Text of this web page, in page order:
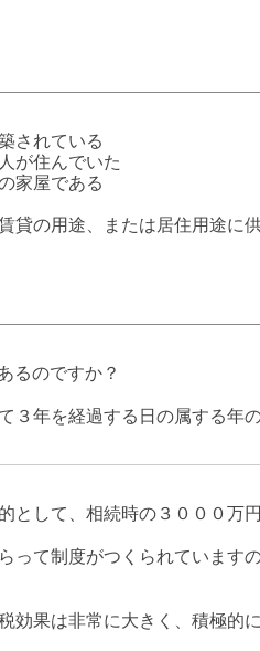
されている
が住んでいた
家屋である
貸の用途、または居住用途に
るのですか？
年を経過する日の属する年
して、相続時の３０００万
って制度がつくられています
効果は非常に大きく、積極的